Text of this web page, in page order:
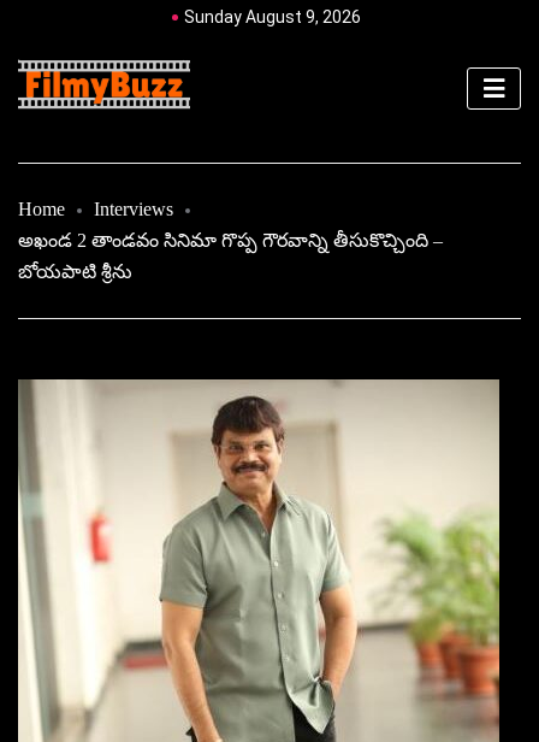
Sunday August 9, 2026
Home
Interviews
అఖండ 2 తాండవం సినిమా గొప్ప గౌరవాన్ని తీసుకొచ్చింది –
బోయపాటి శ్రీను